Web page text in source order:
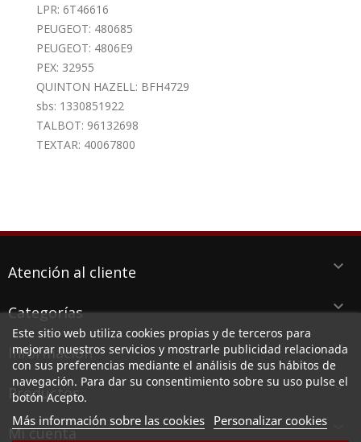
LPR: 6T46616
PEUGEOT: 480685
PEUGEOT: 4806E9
PEX: 32955
QUINTON HAZELL: BFH4729
sbs: 1330851922
TALBOT: 96132698
TEXTAR: 40067800
Atención al cliente keyboard_arrow_down
Categorías keyboard_arrow_down
Información keyboard_arrow_down
Productos keyboard_arrow_down
Mi cuenta
Este sitio web utiliza cookies propias y de terceros para
mejorar nuestros servicios y mostrarle publicidad relacionada
con sus preferencias mediante el análisis de sus hábitos de
navegación. Para dar su consentimiento sobre su uso pulse el
botón Acepto.
Más información sobre las cookies Personalizar cookies